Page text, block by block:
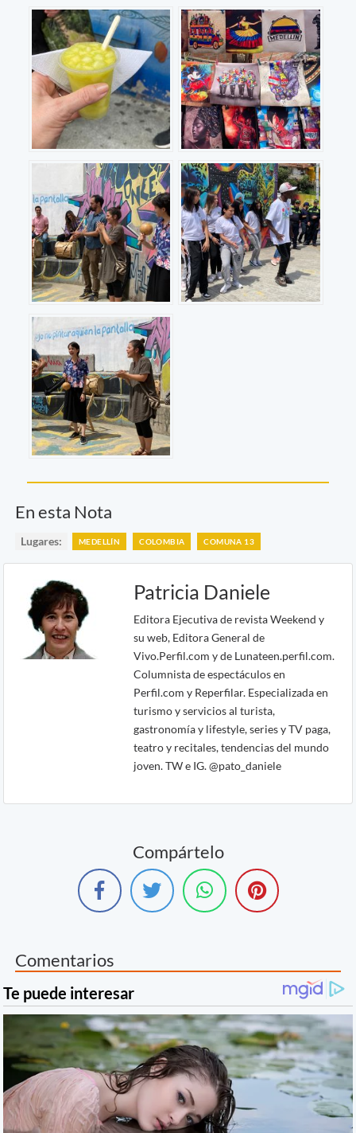
En esta Nota
Lugares: MEDELLÍN COLOMBIA COMUNA 13
Patricia Daniele
Editora Ejecutiva de revista Weekend y
su web, Editora General de
Vivo.Perfil.com y de Lunateen.perfil.com.
Columnista de espectáculos en
Perfil.com y Reperfilar. Especializada en
turismo y servicios al turista,
gastronomía y lifestyle, series y TV paga,
teatro y recitales, tendencias del mundo
joven. TW e IG. @pato_daniele
Compártelo
Comentarios